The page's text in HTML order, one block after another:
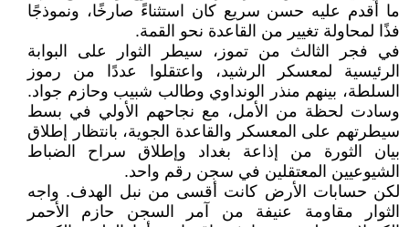
ما أقدم عليه حسن سريع كان استثناءً صارخًا، ونموذجًا
فذًا لمحاولة تغيير من القاعدة نحو القمة.
في فجر الثالث من تموز، سيطر الثوار على البوابة
الرئيسية لمعسكر الرشيد، واعتقلوا عددًا من رموز
السلطة، بينهم منذر الونداوي وطالب شبيب وحازم جواد.
وسادت لحظة من الأمل، مع نجاحهم الأولي في بسط
سيطرتهم على المعسكر والقاعدة الجوية، بانتظار إطلاق
بيان الثورة من إذاعة بغداد وإطلاق سراح الضباط
الشيوعيين المعتقلين في سجن رقم واحد.
لكن حسابات الأرض كانت أقسى من نبل الهدف. واجه
الثوار مقاومة عنيفة من آمر السجن حازم الأحمر